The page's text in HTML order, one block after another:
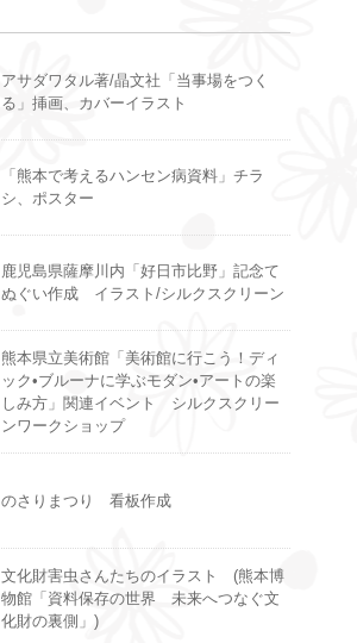
アサダワタル著/晶文社「当事場をつく
る」挿画、カバーイラスト
「熊本で考えるハンセン病資料」チラ
シ、ポスター
鹿児島県薩摩川内「好日市比野」記念て
ぬぐい作成 イラスト/シルクスクリーン
熊本県立美術館「美術館に行こう！ディ
ック•ブルーナに学ぶモダン•アートの楽
しみ方」関連イベント シルクスクリー
ンワークショップ
のさりまつり 看板作成
文化財害虫さんたちのイラスト (熊本博
物館「資料保存の世界 未来へつなぐ文
化財の裏側」)